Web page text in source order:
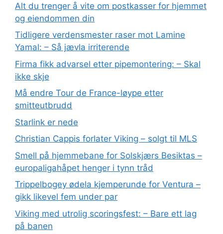
Alt du trenger å vite om postkasser for hjemmet
og eiendommen din
Tidligere verdensmester raser mot Lamine
Yamal: – Så jævla irriterende
Firma fikk advarsel etter pipemontering: – Skal
ikke skje
Må endre Tour de France-løype etter
smitteutbrudd
Starlink er nede
Christian Cappis forlater Viking – solgt til MLS
Smell på hjemmebane for Solskjærs Besiktas –
europaligahåpet henger i tynn tråd
Trippelbogey ødela kjemperunde for Ventura –
gikk likevel fem under par
Viking med utrolig scoringsfest: – Bare ett lag
på banen